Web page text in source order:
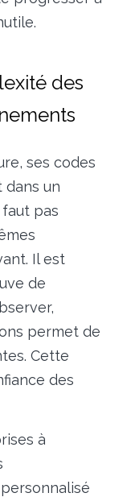
des
ses codes
dans un
pas
Il est
de
permet de
Cette
des
à